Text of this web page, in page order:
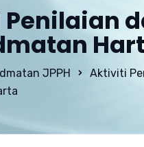
JPPH
Aktiviti